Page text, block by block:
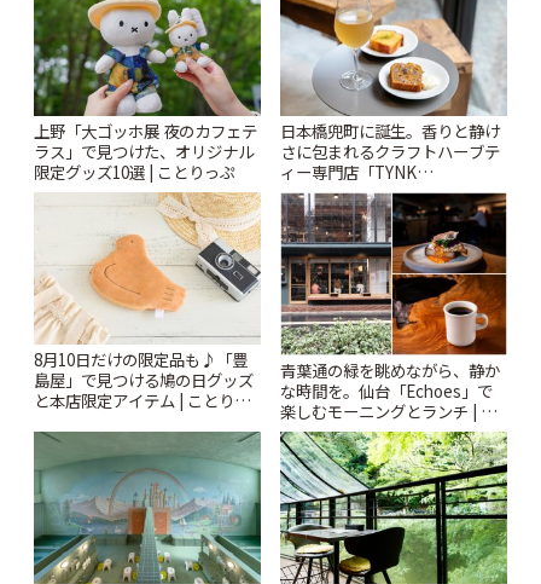
上野「大ゴッホ展 夜のカフェテ
ラス」で見つけた、オリジナル
限定グッズ10選 | ことりっぷ
日本橋兜町に誕生。香りと静け
さに包まれるクラフトハーブテ
ィー専門店「TYNK
Kabutocho」 | ことりっぷ
8月10日だけの限定品も♪「豊
島屋」で見つける鳩の日グッズ
と本店限定アイテム | ことりっ
青葉通の緑を眺めながら、静か
な時間を。仙台「Echoes」で
楽しむモーニングとランチ | こ
とりっぷ